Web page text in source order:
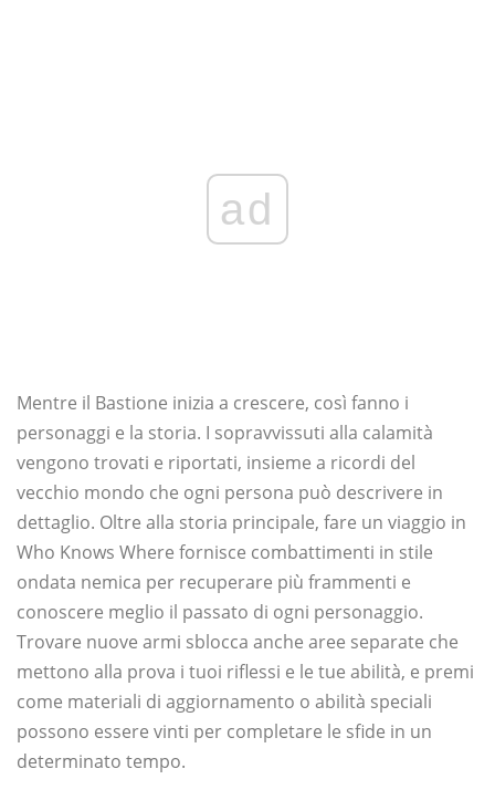
ad
Mentre il Bastione inizia a crescere, così fanno i
personaggi e la storia. I sopravvissuti alla calamità
vengono trovati e riportati, insieme a ricordi del
vecchio mondo che ogni persona può descrivere in
dettaglio. Oltre alla storia principale, fare un viaggio in
Who Knows Where fornisce combattimenti in stile
ondata nemica per recuperare più frammenti e
conoscere meglio il passato di ogni personaggio.
Trovare nuove armi sblocca anche aree separate che
mettono alla prova i tuoi riflessi e le tue abilità, e premi
come materiali di aggiornamento o abilità speciali
possono essere vinti per completare le sfide in un
determinato tempo.